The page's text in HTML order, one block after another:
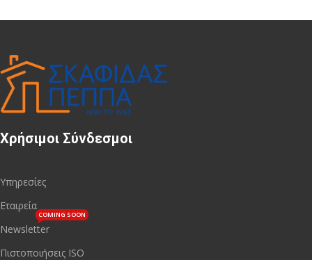
Χρήσιμοι Σύνδεσμοι
Υπηρεσίες
Εταιρεία
Newsletter
COMING SOON
Πιστοποιήσεις ISO